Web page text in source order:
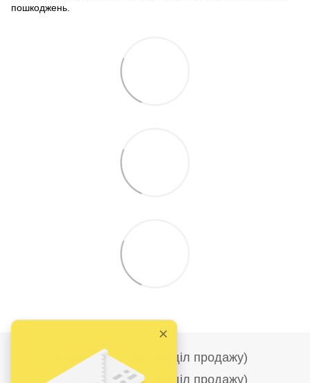
пошкоджень.
+380986690186 (Відділ продажу)
+380682278284 (Відділ продажу)